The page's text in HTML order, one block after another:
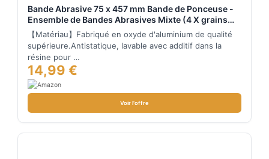
Bande Abrasive 75 x 457 mm Bande de Ponceuse -
Ensemble de Bandes Abrasives Mixte (4 X grains
80/120/150) pour Ponceuses à Bande,Idéale pour le
Bois(12 pièces)
【Matériau】Fabriqué en oxyde d'aluminium de qualité
supérieure.Antistatique, lavable avec additif dans la
résine pour …
14,99 €
Voir l'offre